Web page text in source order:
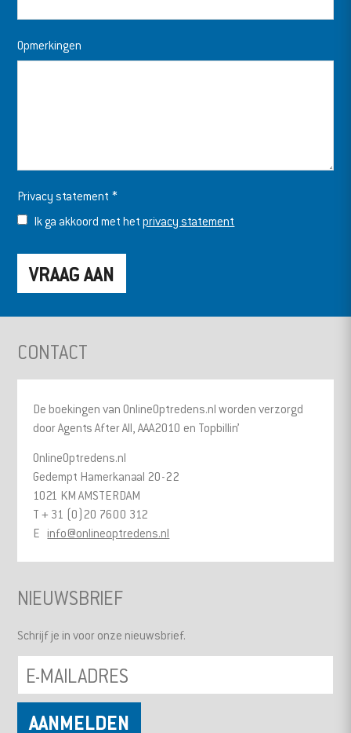
Opmerkingen
Privacy statement *
Ik ga akkoord met hetprivacy statement
CONTACT
De boekingen van OnlineOptredens.nl worden verzorgd
door Agents After All, AAA2010 en Topbillin’
OnlineOptredens.nl
Gedempt Hamerkanaal 20-22
1021 KM AMSTERDAM
T + 31 (0)20 7600 312
E info@onlineoptredens.nl
NIEUWSBRIEF
Schrijf je in voor onze nieuwsbrief.